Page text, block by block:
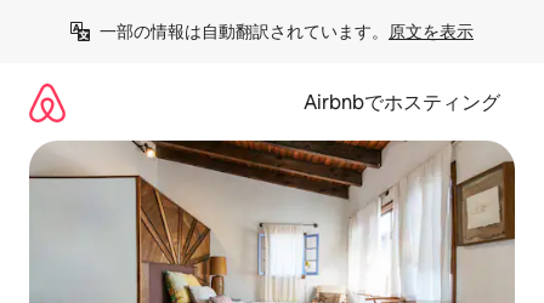
一部の情報は自動翻訳されています。 原文を表示
Airbnbでホスティング